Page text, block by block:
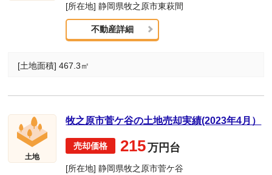
[所在地] 静岡県牧之原市東萩間
不動産詳細
[土地面積] 467.3㎡
土地
牧之原市菅ケ谷の土地売却実績(2023年4月）
215万円台
[所在地] 静岡県牧之原市菅ケ谷